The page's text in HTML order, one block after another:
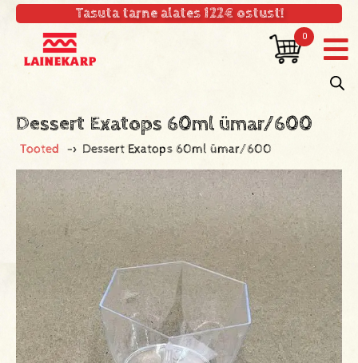
Tasuta tarne alates 122€ ostust!
0
Dessert Exatops 60ml ümar/600
Tooted -> Dessert Exatops 60ml ümar/600